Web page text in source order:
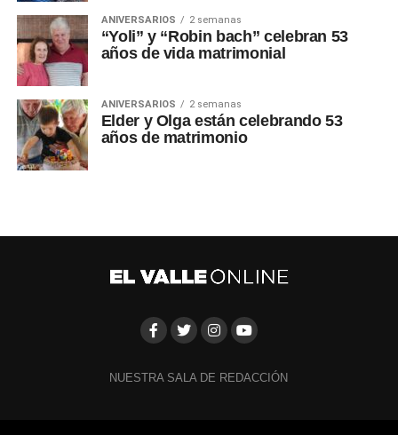
ANIVERSARIOS 2 semanas
“Yoli” y “Robin bach” celebran 53
años de vida matrimonial
ANIVERSARIOS 2 semanas
Elder y Olga están celebrando 53
años de matrimonio
NUESTRA SALA DE REDACCIÓN